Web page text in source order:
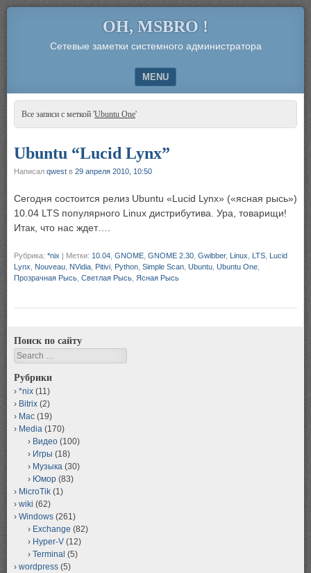
OH, MSBRO !
Сетевые заметки системного администратора
MENU
SKIP TO CONTENT
Все записи с меткой 'Ubuntu One'
Ubuntu “Lucid Lynx”
Написал qwest в 29 апреля 2010, 10:50
Сегодня состоится релиз Ubuntu «Lucid Lynx» («ясная рысь»)
10.04 LTS популярного Linux дистрибутива. Ура, товарищи!
Итак, что нас ждет….
Рубрика: *nix | Метки: 10.04 GNOME GNOME 2.30 Gwibber, Linux LTS Lucid
Lynx
Nouveau NVidia Pitivi Python Simple Scan Ubuntu Ubuntu One
Прозрачная Рысь Светлая Рысь Ясная Рысь
Поиск по сайту
Search
Рубрики
*nix (11)
Bitrix (2)
Mac (19)
Media (170)
Видео (100)
Игры (18)
Музыка (30)
Юмор (83)
MicroTik (1)
wiki (62)
Windows (261)
Exchange (82)
Hyper-V (12)
Terminal (5)
wordpress (5)